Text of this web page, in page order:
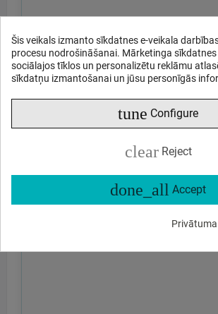
Šis veikals izmanto sīkdatnes e-veikala
procesu nodrošināšanai. Mārketinga
sociālajos tīklos un personalizētu reklāmu
sīkdatņu izmantošanai un jūsu personīgās
tune Configure
clear Reject
done_all Accept